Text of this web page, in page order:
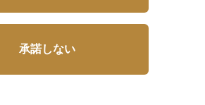
承諾しない